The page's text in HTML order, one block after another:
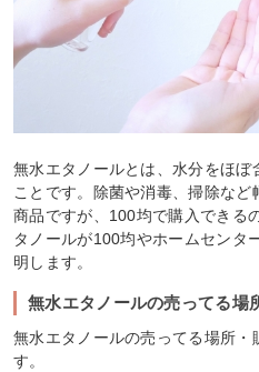
無水エタノールとは、水分をほ
ことです。除菌や消毒、掃除な
商品ですが、100均で購入できる
タノールが100均やホームセンタ
明します。
無水エタノールの売ってる場
無水エタノールの売ってる場所
す。